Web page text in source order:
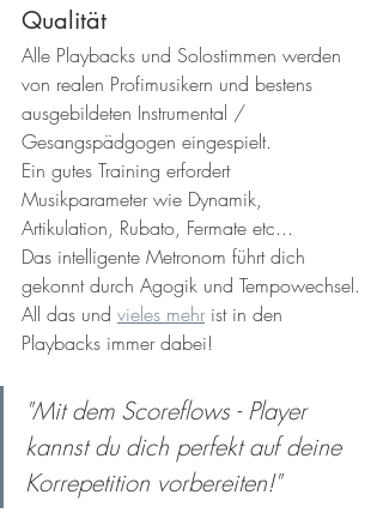
Qualität
Alle Playbacks und Solostimmen werden
von realen Profimusikern und bestens
ausgebildeten Instrumental /
Gesangspädgogen eingespielt.
Ein gutes Training erfordert
Musikparameter wie Dynamik,
Artikulation, Rubato, Fermate etc...
Das intelligente Metronom führt dich
gekonnt durch Agogik und Tempowechsel.
All das und vieles mehr ist in den
Playbacks immer dabei!
"Mit dem Scoreflows - Player
kannst du dich perfekt auf deine
Korrepetition vorbereiten!"